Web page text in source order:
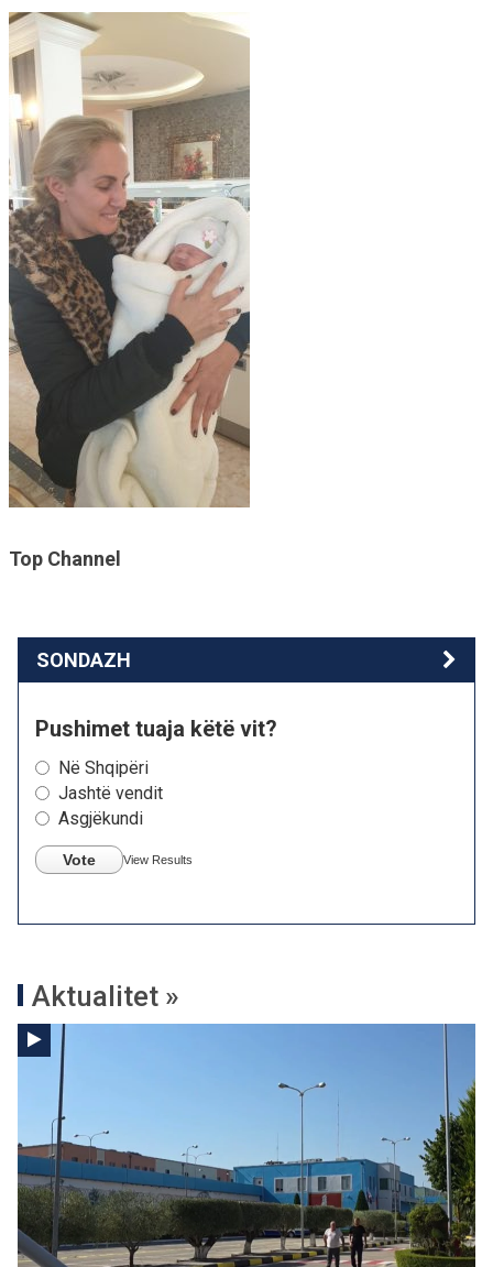
Top Channel
SONDAZH
Pushimet tuaja këtë vit?
Në Shqipëri
Jashtë vendit
Asgjëkundi
Vote View Results
Aktualitet »